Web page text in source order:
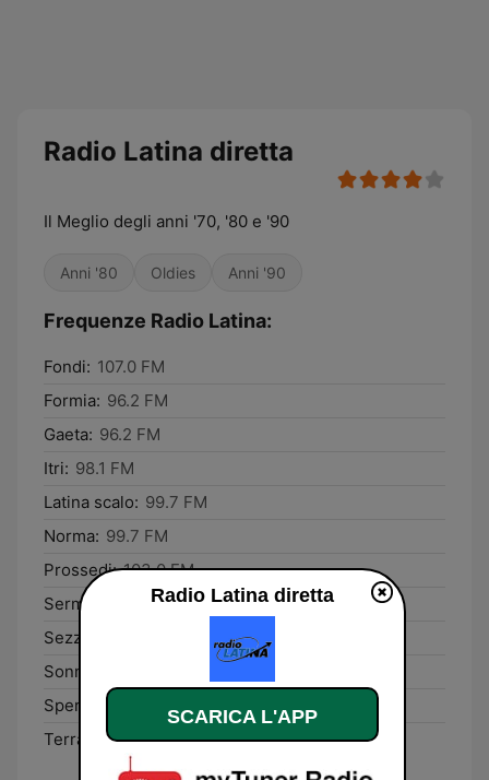
Radio Latina diretta
Il Meglio degli anni '70, '80 e '90
Anni '80 Oldies Anni '90
Frequenze Radio Latina:
Fondi: 107.0 FM
Formia: 96.2 FM
Gaeta: 96.2 FM
Itri: 98.1 FM
Latina scalo: 99.7 FM
Norma: 99.7 FM
Prossedi: 103.0 FM
Sermoneta:
99.7 FM
Sezze:
Sonnino:
Sperlonga:
107.0 FM
Terracina: 98.5 FM
Radio Latina diretta
SCARICA L'APP